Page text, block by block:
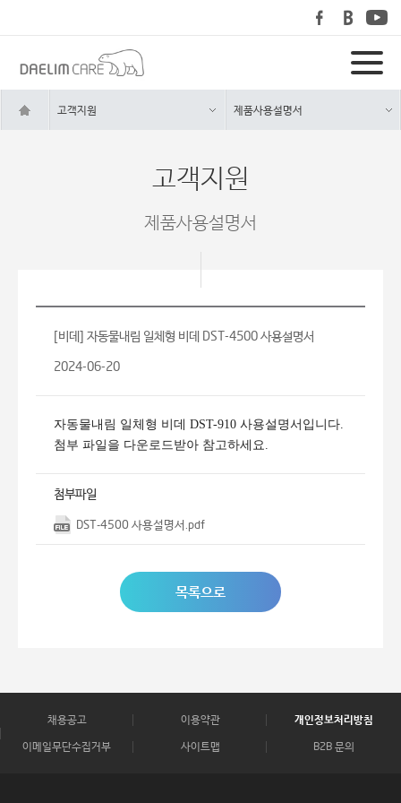
고객지원 제품사용설명서
고객지원
제품사용설명서
[비데] 자동물내림 일체형 비데 DST-4500 사용설명서
2024-06-20
자동물내림 일체형 비데 DST-910 사용설명서입니다.
첨부 파일을 다운로드받아 참고하세요.
첨부파일
DST-4500 사용설명서.pdf
목록으로
채용공고 이용약관
개인정보처리방침
이메일무단수집거부
사이트맵 B2B 문의